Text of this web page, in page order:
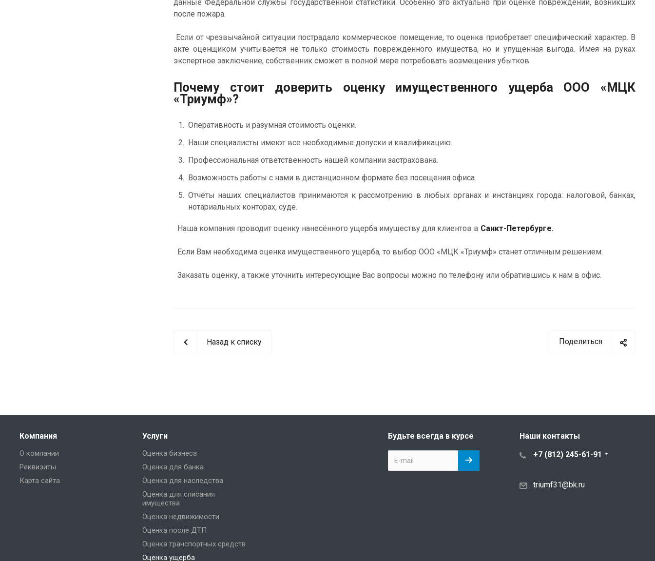
данные Федеральной службы государственной статистики. Особенно это актуально при оценке повреждений, возникших
после пожара.
Если от чрезвычайной ситуации пострадало коммерческое помещение, то оценка приобретает специфический характер. В
акте оценщиком учитывается не только стоимость поврежденного имущества, но и упущенная выгода. Имея на руках
экспертное заключение, собственник сможет в полной мере потребовать возмещения убытков.
Почему стоит доверить оценку имущественного ущерба ООО «МЦК
«Триумф»?
Оперативность и разумная стоимость оценки.
Наши специалисты имеют все необходимые допуски и квалификацию.
Профессиональная ответственность нашей компании застрахована.
Возможность работы с нами в дистанционном формате без посещения офиса.
Отчёты наших специалистов принимаются к рассмотрению в любых органах и инстанциях города: налоговой, банках,
нотариальных конторах, суде.
Наша компания проводит оценку нанесённого ущерба имуществу для клиентов в Санкт-Петербурге.
Если Вам необходима оценка имущественного ущерба, то выбор ООО «МЦК «Триумф» станет отличным решением.
Заказать оценку, а также уточнить интересующие Вас вопросы можно по телефону или обратившись к нам в офис.
Поделиться
Назад к списку
Компания
О компании
Реквизиты
Карта сайта
Услуги
Оценка бизнеса
Оценка для банка
Оценка для наследства
Оценка для списания
имущества
Оценка недвижимости
Оценка после ДТП
Оценка транспортных средств
Оценка ущерба
Будьте всегда в курсе
Наши контакты
+7 (812) 245-61-91
triumf31@bk.ru